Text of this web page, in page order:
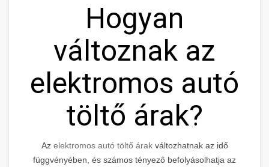
Hogyan
változnak az
elektromos autó
töltő árak?
Az elektromos autó töltő árakváltozhatnak az idő
függvényében, és számos tényező befolyásolhatja az